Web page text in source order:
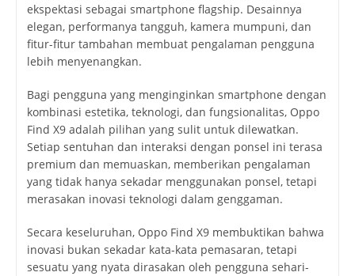
ekspektasi sebagai smartphone flagship. Desainnya
elegan, performanya tangguh, kamera mumpuni, dan
fitur-fitur tambahan membuat pengalaman pengguna
lebih menyenangkan.
Bagi pengguna yang menginginkan smartphone dengan
kombinasi estetika, teknologi, dan fungsionalitas, Oppo
Find X9 adalah pilihan yang sulit untuk dilewatkan.
Setiap sentuhan dan interaksi dengan ponsel ini terasa
premium dan memuaskan, memberikan pengalaman
yang tidak hanya sekadar menggunakan ponsel, tetapi
merasakan inovasi teknologi dalam genggaman.
Secara keseluruhan, Oppo Find X9 membuktikan bahwa
inovasi bukan sekadar kata-kata pemasaran, tetapi
sesuatu yang nyata dirasakan oleh pengguna sehari-